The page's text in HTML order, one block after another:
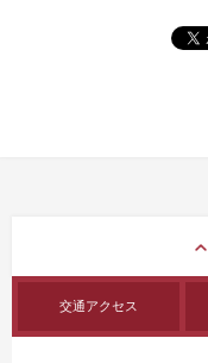
交通アクセス